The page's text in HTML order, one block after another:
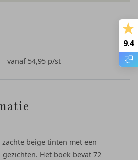
vanaf 54,95 p/st
beige tinten met een
Het boek bevat 72
9.4